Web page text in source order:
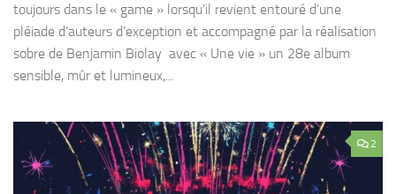
toujours dans le « game » lorsqu’il revient entouré d’une
pléiade d’auteurs d’exception et accompagné par la réalisation
sobre de Benjamin Biolay avec « Une vie » un 28e album
sensible, mûr et lumineux,...
2